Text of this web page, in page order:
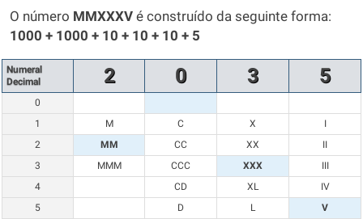
O número MMXXXV é construído da seguinte forma:
1000 + 1000 + 10 + 10 + 10 + 5
Numeral
Decimal
2 0 3 5
0
1
M C X
I
2
MM CC XX
II
3
MMM CCC XXX
III
4
CD XL
IV
5
D L
V